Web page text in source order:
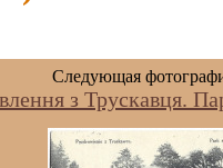
Следующая
з Трускавця.